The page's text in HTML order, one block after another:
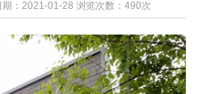
：2021-01-28 浏览次数： 490次